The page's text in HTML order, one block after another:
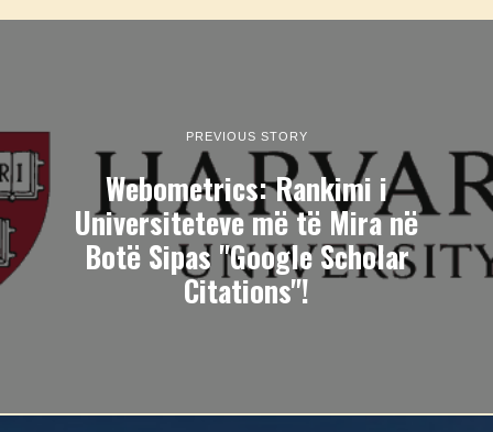
PREVIOUS STORY
Webometrics: Rankimi i
Universiteteve më të Mira në
Botë Sipas "Google Scholar
Citations"!